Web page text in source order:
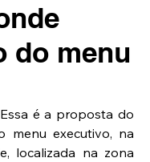
do menu
é a proposta do
menu executivo, na
localizada na zona